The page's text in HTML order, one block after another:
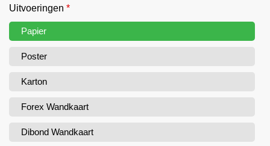
Uitvoeringen *
Papier
Poster
Karton
Forex Wandkaart
Dibond Wandkaart